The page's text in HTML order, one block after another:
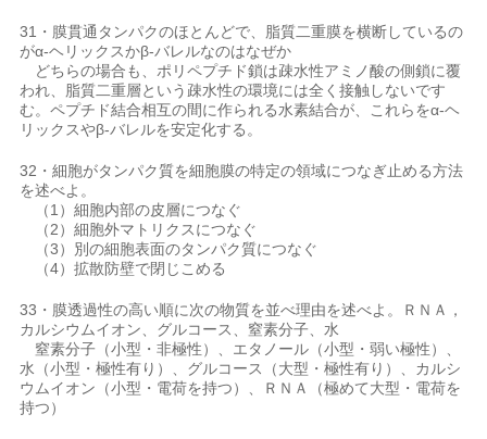
31・膜貫通タンパクのほとんどで、脂質二重膜を横断しているの
がα-ヘリックスかβ-バレルなのはなぜか
どちらの場合も、ポリペプチド鎖は疎水性アミノ酸の側鎖に覆
われ、脂質二重層という疎水性の環境には全く接触しないです
む。ペプチド結合相互の間に作られる水素結合が、これらをα-ヘ
リックスやβ-バレルを安定化する。
32・細胞がタンパク質を細胞膜の特定の領域につなぎ止める方法
を述べよ。
（1）細胞内部の皮層につなぐ
（2）細胞外マトリクスにつなぐ
（3）別の細胞表面のタンパク質につなぐ
（4）拡散防壁で閉じこめる
33・膜透過性の高い順に次の物質を並べ理由を述べよ。ＲＮＡ，
カルシウムイオン、グルコース、窒素分子、水
窒素分子（小型・非極性）、エタノール（小型・弱い極性）、
水（小型・極性有り）、グルコース（大型・極性有り）、カルシ
ウムイオン（小型・電荷を持つ）、ＲＮＡ（極めて大型・電荷を
持つ）